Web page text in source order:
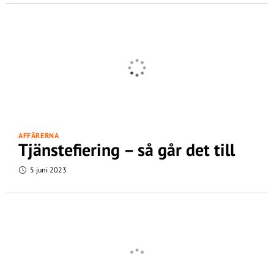
AFFÄRERNA
Tjänstefiering – så går det till
5 juni 2023